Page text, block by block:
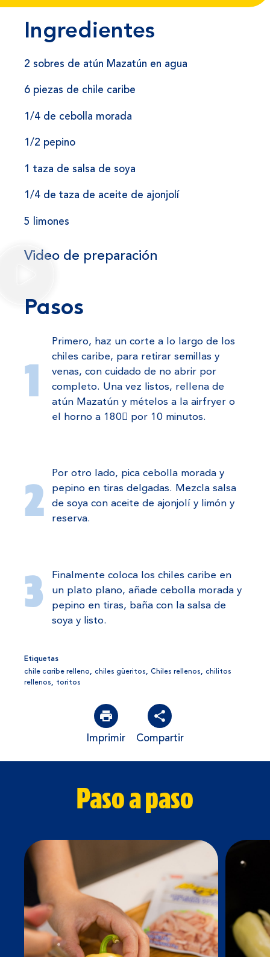
Ingredientes
2 sobres de atún Mazatún en agua
6 piezas de chile caribe
1/4 de cebolla morada
1/2 pepino
1 taza de salsa de soya
1/4 de taza de aceite de ajonjolí
5 limones
Video de preparación
Pasos
Primero, haz un corte a lo largo de los
chiles caribe, para retirar semillas y
venas, con cuidado de no abrir por
completo. Una vez listos, rellena de
atún Mazatún y mételos a la airfryer o
el horno a 180 por 10 minutos.
Por otro lado, pica cebolla morada y
pepino en tiras delgadas. Mezcla salsa
de soya con aceite de ajonjolí y limón y
reserva.
Finalmente coloca los chiles caribe en
un plato plano, añade cebolla morada y
pepino en tiras, baña con la salsa de
soya y listo.
Etiquetas
chile caribe relleno, chiles güeritos,Chiles rellenos, chilitos
rellenos, toritos
Imprimir Compartir
Paso a paso